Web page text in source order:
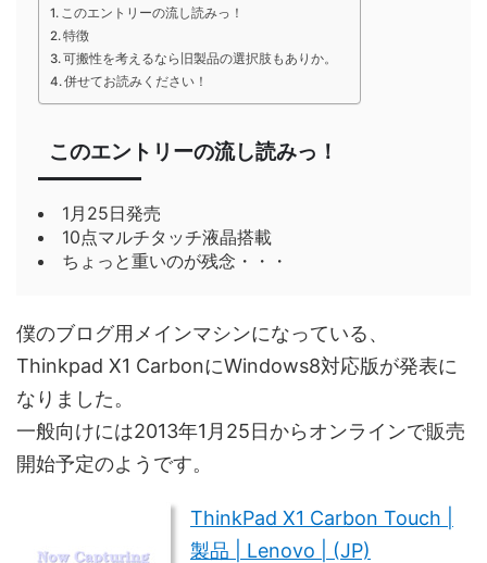
このエントリーの流し読みっ！
特徴
可搬性を考えるなら旧製品の選択肢もありか。
併せてお読みください！
このエントリーの流し読みっ！
1月25日発売
10点マルチタッチ液晶搭載
ちょっと重いのが残念・・・
僕のブログ用メインマシンになっている、
Thinkpad X1 CarbonにWindows8対応版が発表に
なりました。
一般向けには2013年1月25日からオンラインで販売
開始予定のようです。
ThinkPad X1 Carbon Touch |
製品 | Lenovo | (JP)